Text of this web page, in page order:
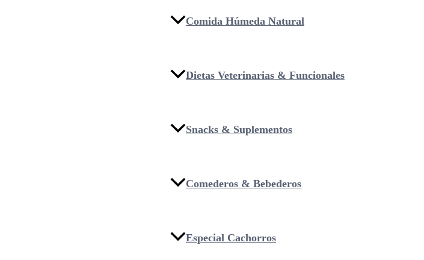
Comida Húmeda Natural
Dietas Veterinarias & Funcionales
Snacks & Suplementos
Comederos & Bebederos
Especial Cachorros